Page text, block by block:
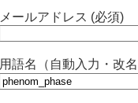
メールアドレス (必須)
用語名（自動入力・改名